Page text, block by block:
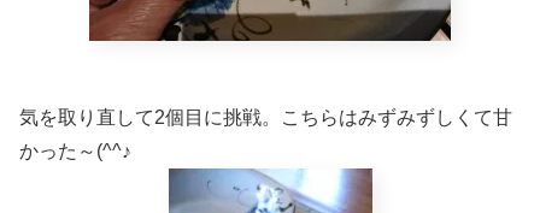
気を取り直して2個目に挑戦。こちらはみずみずしくて甘
かった～(^^♪